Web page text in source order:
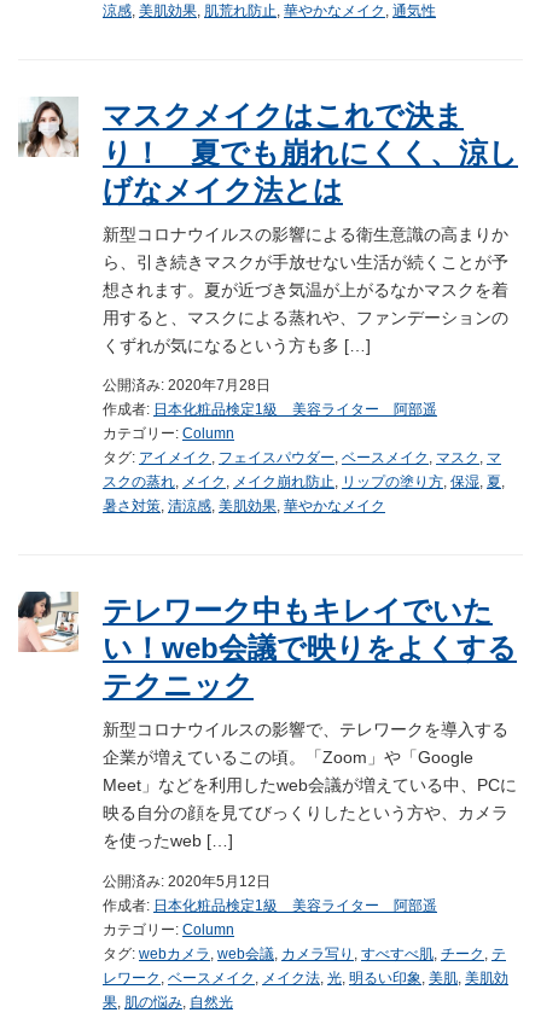
涼感 美肌効果 肌荒れ防止 華やかなメイク 通気性
マスクメイクはこれで決ま
り！ 夏でも崩れにくく、涼し
げなメイク法とは
新型コロナウイルスの影響による衛生意識の高まりか
ら、引き続きマスクが手放せない生活が続くことが予
想されます。夏が近づき気温が上がるなかマスクを着
用すると、マスクによる蒸れや、ファンデーションの
くずれが気になるという方も多 […]
公開済み: 2020年7月28日
作成者: 日本化粧品検定1級 美容ライター 阿部遥
カテゴリー: Column
タグ: アイメイク , フェイスパウダー, ベースメイク , マスク , マ
スクの蒸れ, メイク , メイク崩れ防止, リップの塗り方, 保湿, 夏,
暑さ対策, 清涼感, 美肌効果, 華やかなメイク
テレワーク中もキレイでいた
い！web会議で映りをよくする
テクニック
新型コロナウイルスの影響で、テレワークを導入する
企業が増えているこの頃。「Zoom」や「Google
Meet」などを利用したweb会議が増えている中、PCに
映る自分の顔を見てびっくりしたという方や、カメラ
を使ったweb […]
公開済み: 2020年5月12日
作成者: 日本化粧品検定1級 美容ライター 阿部遥
カテゴリー: Column
タグ: webカメラ web会議 カメラ写り すべすべ肌 チーク テ
レワーク ベースメイク メイク法 光 明るい印象 美肌 美肌効
果 肌の悩み 自然光